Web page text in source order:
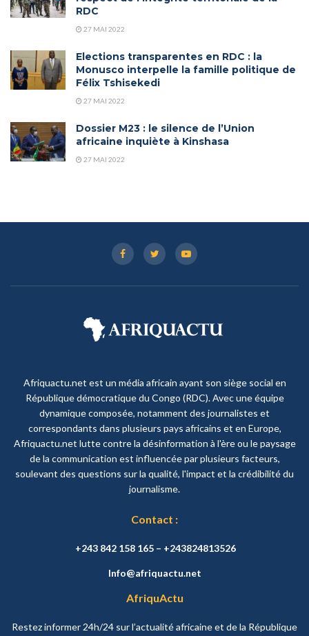
RDC
27 MAI 2022
Elections transparentes en RDC : la
Monusco interpelle la famille politique de
Félix Tshisekedi
27 MAI 2022
Dossier M23 : le silence de l’Union
africaine inquiète à Kinshasa
27 MAI 2022
Afriquactu.net est un média africain ayant son siège social en
République démocratique du Congo (RDC). Avec une équipe
dynamique composée, notamment des journalistes et
correspondants dans plusieurs pays africains et en Europe,
Afriquactu.net lutte contre la désinformation à l'ère ou le paysage
de la communication est influencée par plusieurs facteurs,
soulevant des questions sur la qualité, l'impact et la crédibilité du
journalisme.
Contact :
+243 842 158 165 – +243824813526
Info@afriquactu.net
AfriquActu
Restez informer 24h/24 sur l’actualité africaine et de la République